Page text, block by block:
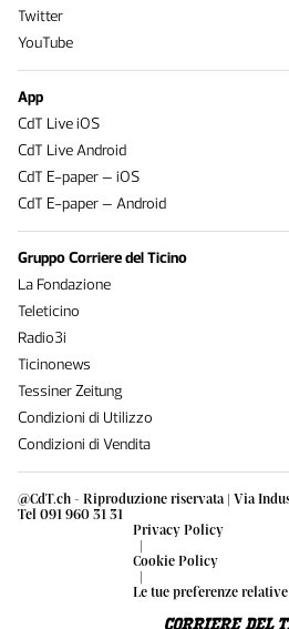
@CdT.ch - Riproduzione riservata | Via
Tel 091 960 31 31
Privacy Policy
|
Cookie Policy
|
Le tue preferenze
Twitter
YouTube
App
CdT Live iOS
CdT Live Android
CdT E-paper – iOS
CdT E-paper – Android
Gruppo Corriere del Ticino
La Fondazione
Teleticino
Radio3i
Ticinonews
Tessiner Zeitung
Condizioni di Utilizzo
Condizioni di Vendita